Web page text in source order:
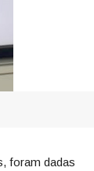
foram dadas